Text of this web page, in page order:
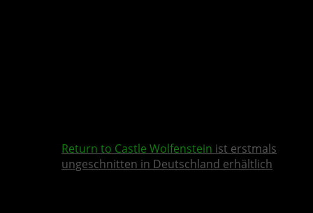
Return to Castle Wolfenstein ist erstmals
ungeschnitten in Deutschland erhältlich